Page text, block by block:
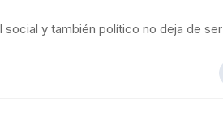
social y también político no deja de ser